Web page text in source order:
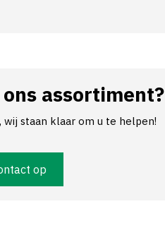
assortiment?
staan klaar om u te helpen!
op